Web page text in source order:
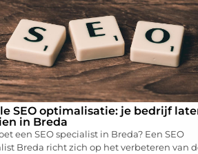
SEO optimalisatie: je bedrijf
in Breda
een SEO specialist in Breda? Een SEO
Breda richt zich op het verbeteren van